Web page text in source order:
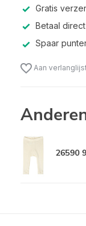
Gratis
Betaal
Spaar
Aan
26590